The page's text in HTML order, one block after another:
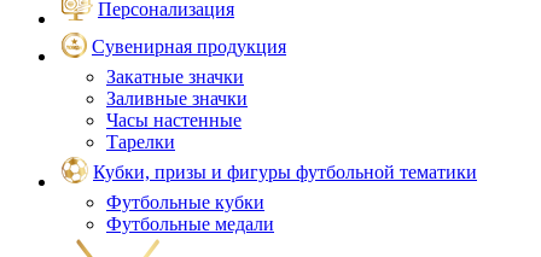
Персонализация
Сувенирная продукция
Закатные значки
Заливные значки
Часы настенные
Тарелки
Кубки, призы и фигуры футбольной тематики
Футбольные кубки
Футбольные медали